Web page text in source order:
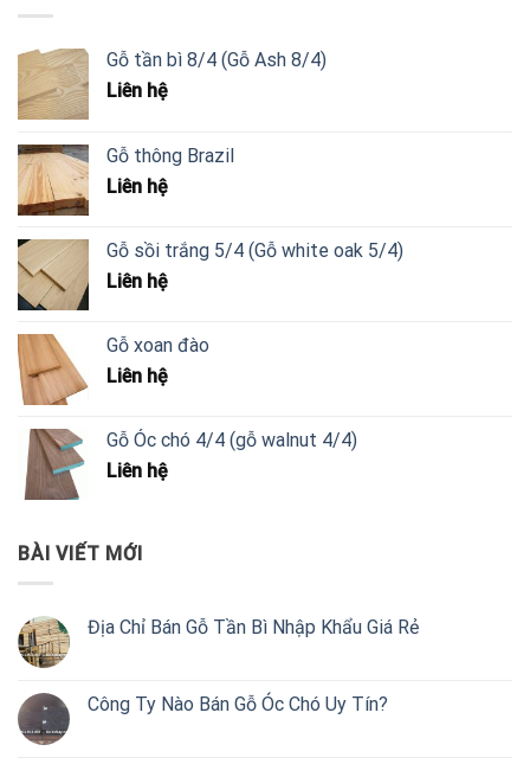
Gỗ tần bì 8/4 (Gỗ Ash 8/4)
Liên hệ
Gỗ thông Brazil
Liên hệ
Gỗ sồi trắng 5/4 (Gỗ white oak 5/4)
Liên hệ
Gỗ xoan đào
Liên hệ
Gỗ Óc chó 4/4 (gỗ walnut 4/4)
Liên hệ
BÀI VIẾT MỚI
Địa Chỉ Bán Gỗ Tần Bì Nhập Khẩu Giá Rẻ
Công Ty Nào Bán Gỗ Óc Chó Uy Tín?